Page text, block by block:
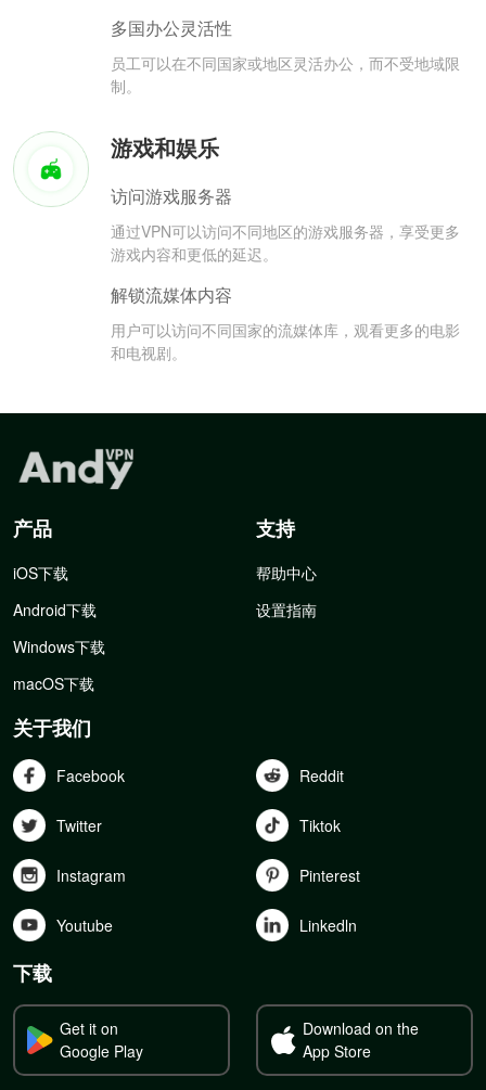
多国办公灵活性
员工可以在不同国家或地区灵活办公，而不受地域限
制。
游戏和娱乐
访问游戏服务器
通过VPN可以访问不同地区的游戏服务器，享受更多
游戏内容和更低的延迟。
解锁流媒体内容
用户可以访问不同国家的流媒体库，观看更多的电影
和电视剧。
产品
iOS下载
Android下载
Windows下载
macOS下载
支持
帮助中心
设置指南
关于我们
Facebook Reddit
Twitter Tiktok
Instagram Pinterest
Youtube Linkedln
下载
Get it on
Google Play
Download on the
App Store